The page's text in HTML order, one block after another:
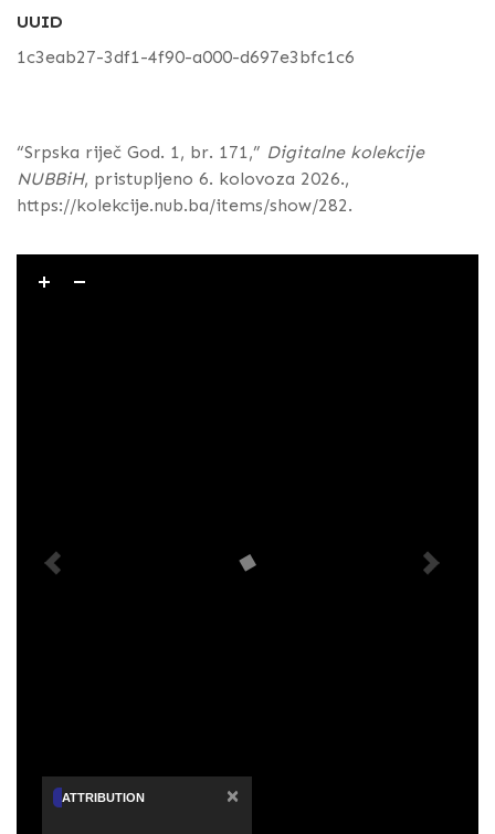
UUID
1c3eab27-3df1-4f90-a000-d697e3bfc1c6
“Srpska riječ God. 1, br. 171,” Digitalne kolekcije
NUBBiH, pristupljeno 6. kolovoza 2026.,
https://kolekcije.nub.ba/items/show/282.
ATTRIBUTION ×